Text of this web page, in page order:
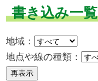
書き込み一覧
地域：
地点や線の種類：